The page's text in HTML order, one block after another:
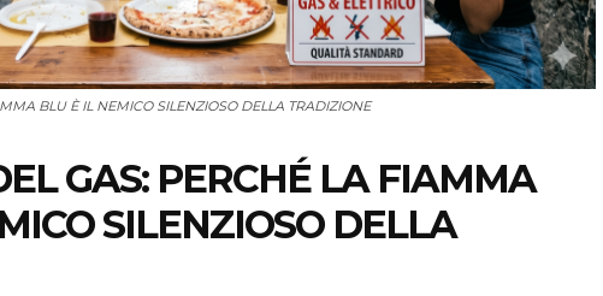
BLU È IL NEMICO SILENZIOSO DELLA TRADIZIONE
GAS: PERCHÉ LA FIAMMA
SILENZIOSO DELLA